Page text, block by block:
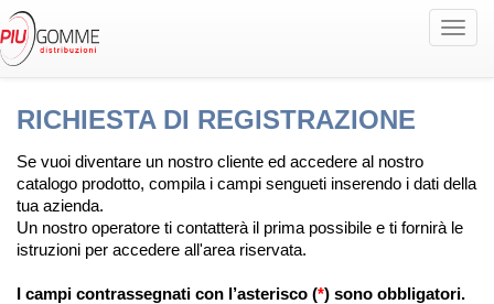
Registrazione
RICHIESTA DI REGISTRAZIONE
Se vuoi diventare un nostro cliente ed accedere al nostro
catalogo prodotto, compila i campi sengueti inserendo i dati della
tua azienda.
Un nostro operatore ti contatterà il prima possibile e ti fornirà le
istruzioni per accedere all'area riservata.
I campi contrassegnati con l’asterisco (*) sono obbligatori.